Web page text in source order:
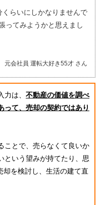
らいにしかなりませんで
ってみようかと思えまし
元会社員 運転大好き55才 さん
力は、 不動産の価値を調べ
って、売却の契約ではあり
ことで、売らなくて良いか
という望みが持てたり、思
却を検討し、生活の建て直